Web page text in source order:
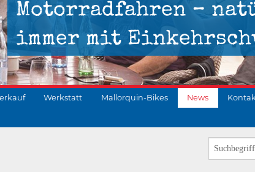
Motorradfahren –
immer mit
Werkstatt Mallorquin-Bikes News